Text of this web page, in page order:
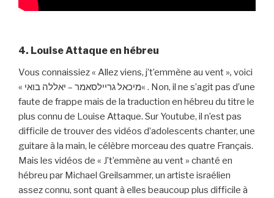
4. Louise Attaque en hébreu
Vous connaissiez « Allez viens, j’t’emmène au vent », voici
« מיכאל גריילסאמר – יאללה בואי« . Non, il ne s’agit pas d’une
faute de frappe mais de la traduction en hébreu du titre le
plus connu de Louise Attaque. Sur Youtube, il n’est pas
difficile de trouver des vidéos d’adolescents chanter, une
guitare à la main, le célèbre morceau des quatre Français.
Mais les vidéos de « J’t’emmène au vent » chanté en
hébreu par Michael Greilsammer, un artiste israélien
assez connu, sont quant à elles beaucoup plus difficile à